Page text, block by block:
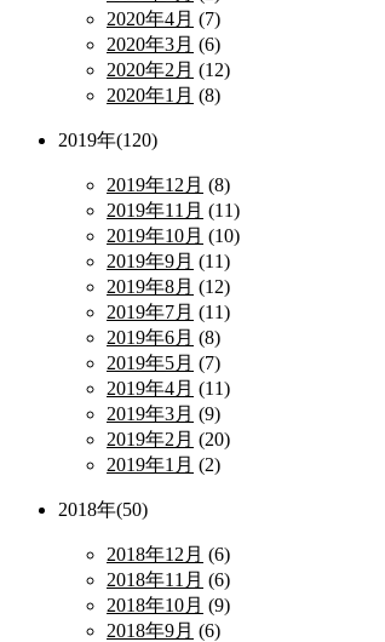
2020年4月 (7)
2020年3月 (6)
2020年2月 (12)
2020年1月 (8)
2019年(120)
2019年12月 (8)
2019年11月 (11)
2019年10月 (10)
2019年9月 (11)
2019年8月 (12)
2019年7月 (11)
2019年6月 (8)
2019年5月 (7)
2019年4月 (11)
2019年3月 (9)
2019年2月 (20)
2019年1月 (2)
2018年(50)
2018年12月 (6)
2018年11月 (6)
2018年10月 (9)
2018年9月 (6)